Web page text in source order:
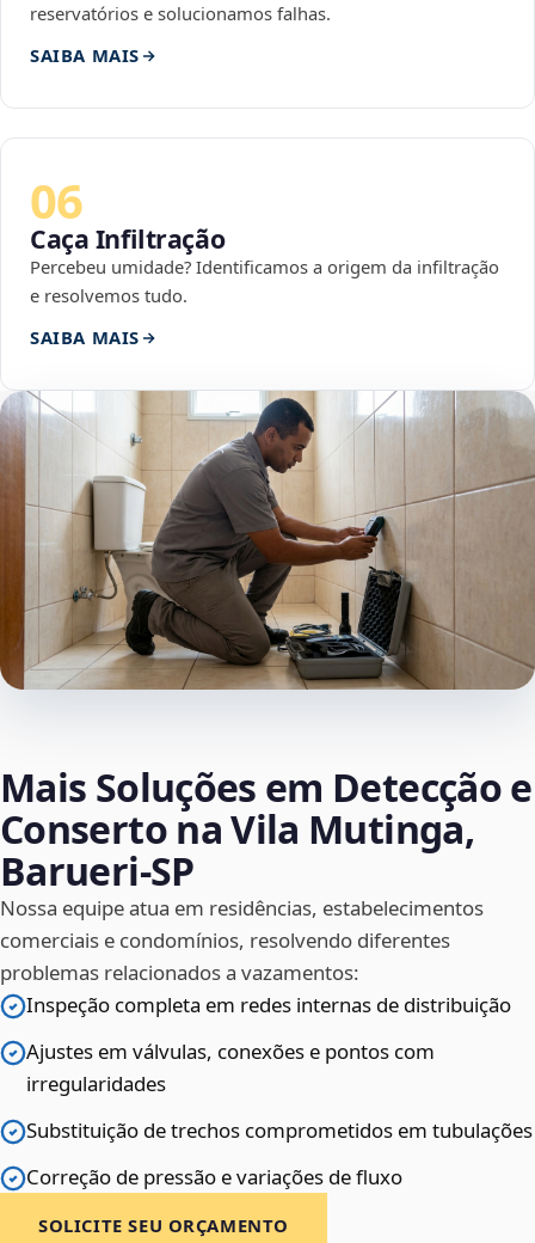
reservatórios e solucionamos falhas.
SAIBA MAIS
06
Caça Infiltração
Percebeu umidade? Identificamos a origem da infiltração
e resolvemos tudo.
SAIBA MAIS
Mais Soluções em Detecção e
Conserto na Vila Mutinga,
Barueri‑SP
Nossa equipe atua em residências, estabelecimentos
comerciais e condomínios, resolvendo diferentes
problemas relacionados a vazamentos:
Inspeção completa em redes internas de distribuição
Ajustes em válvulas, conexões e pontos com
irregularidades
Substituição de trechos comprometidos em tubulações
Correção de pressão e variações de fluxo
SOLICITE SEU ORÇAMENTO